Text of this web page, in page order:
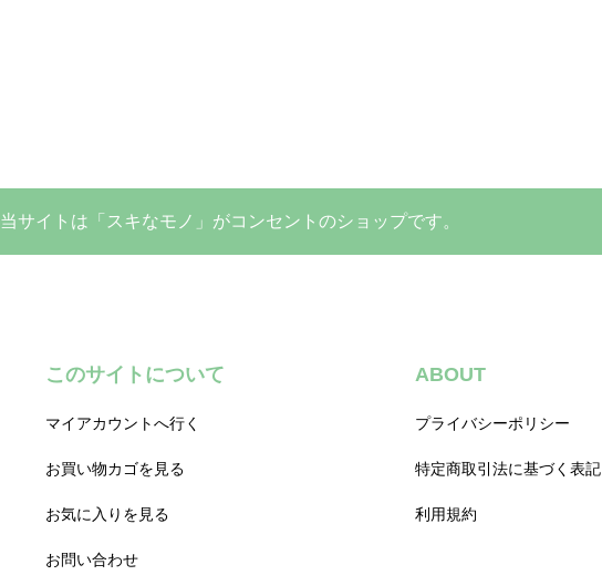
当サイトは「スキなモノ」がコンセントのショップです。
このサイトについて
マイアカウントへ行く
お買い物カゴを見る
お気に入りを見る
お問い合わせ
ABOUT
プライバシーポリシー
特定商取引法に基づく表記
利用規約